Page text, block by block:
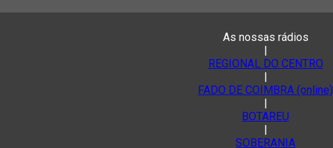
As nossas rádios
|
REGIONAL DO CENTRO
|
FADO DE COIMBRA (online)
|
BOTAREU
|
SOBERANIA